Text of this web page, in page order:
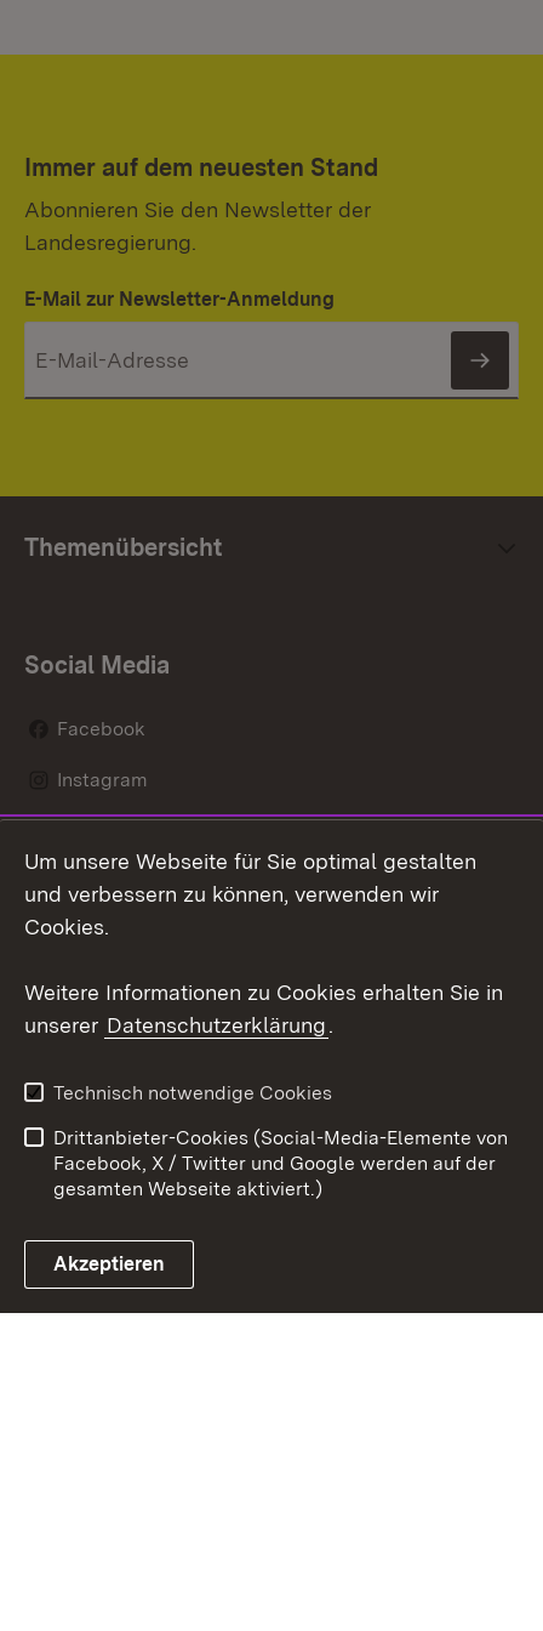
Immer auf dem neuesten Stand
Abonnieren Sie den Newsletter der
Landesregierung.
E-Mail zur Newsletter-Anmeldung
Themenübersicht
Social Media
Facebook
Instagram
Mastodon
Youtube
Link zum Landesportal
Kontakt
Datenschutz
Barrierefreiheit
Impressum Cookies
Um unsere Webseite für Sie optimal gestalten
und verbessern zu können, verwenden wir
Cookies.
Weitere Informationen zu Cookies erhalten Sie in
unserer Datenschutzerklärung.
Technisch notwendige Cookies
Drittanbieter-Cookies (Social-Media-Elemente von
Facebook, X / Twitter und Google werden auf der
gesamten Webseite aktiviert.)
Akzeptieren